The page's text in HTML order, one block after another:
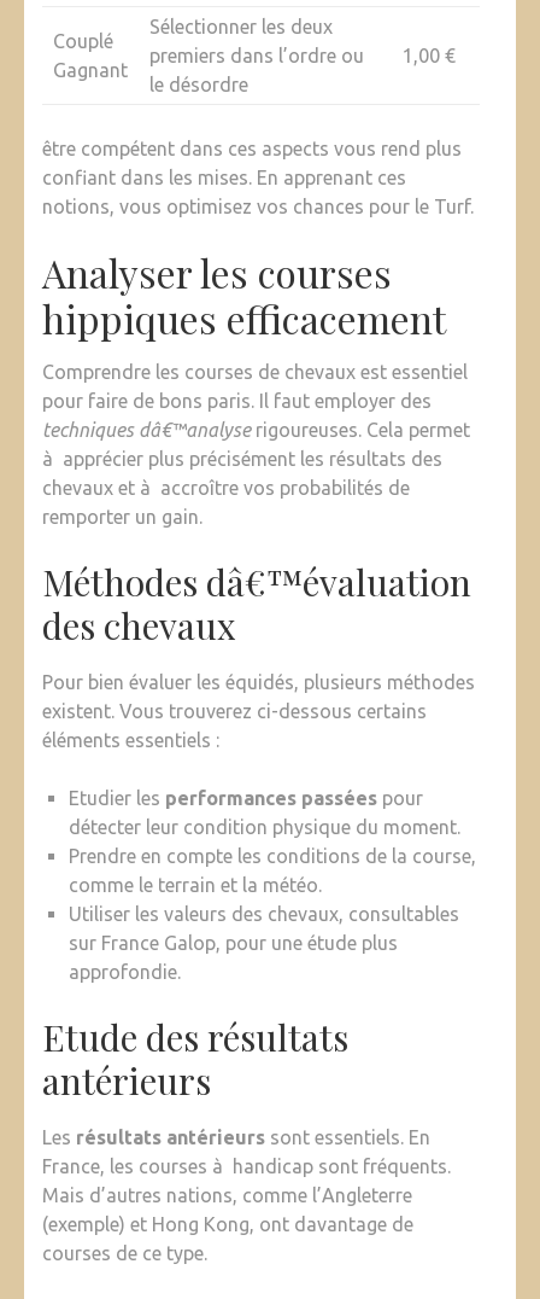
Couplé
Gagnant
Sélectionner les deux
premiers dans l’ordre ou
le désordre
1,00 €
être compétent dans ces aspects vous rend plus
confiant dans les mises. En apprenant ces
notions, vous optimisez vos chances pour le Turf.
Analyser les courses
hippiques efficacement
Comprendre les courses de chevaux est essentiel
pour faire de bons paris. Il faut employer des
techniques dâ€™analyserigoureuses. Cela permet
à apprécier plus précisément les résultats des
chevaux et à accroître vos probabilités de
remporter un gain.
Méthodes dâ€™évaluation
des chevaux
Pour bien évaluer les équidés, plusieurs méthodes
existent. Vous trouverez ci-dessous certains
éléments essentiels :
Etudier les performances passées pour
détecter leur condition physique du moment.
Prendre en compte les conditions de la course,
comme le terrain et la météo.
Utiliser les valeurs des chevaux, consultables
sur France Galop, pour une étude plus
approfondie.
Etude des résultats
antérieurs
Les résultats antérieurs sont essentiels. En
France, les courses à handicap sont fréquents.
Mais d’autres nations, comme l’Angleterre
(exemple) et Hong Kong, ont davantage de
courses de ce type.